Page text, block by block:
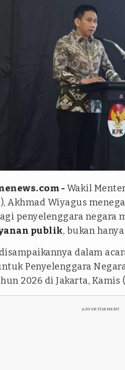
- Wakil
Akhmad Wiyagus
penyelenggara negara
publik, bukan
dalam
Penyelenggara
2026 di Jakarta, Kamis
ADVERTISEMENT